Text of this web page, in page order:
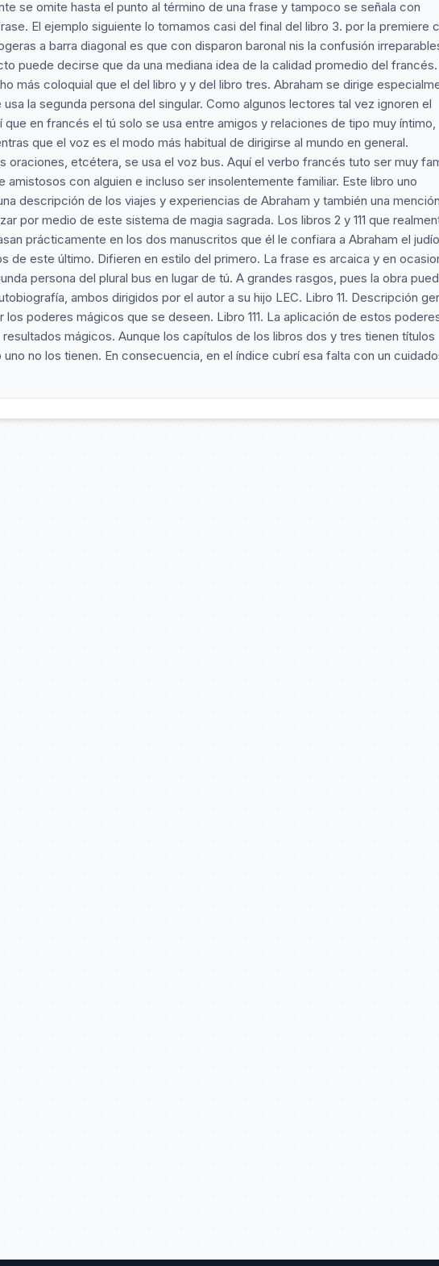
se omite hasta el punto al término de una frase y tampoco se señala con
El ejemplo siguiente lo tomamos casi del final del libro 3. por la premiere
a barra diagonal es que con disparon baronal nis la confusión
puede decirse que da una mediana idea de la calidad promedio del francés.
más coloquial que el del libro y y del libro tres. Abraham se dirige
la segunda persona del singular. Como algunos lectores tal vez ignoren el
en francés el tú solo se usa entre amigos y relaciones de tipo muy íntimo,
que el voz es el modo más habitual de dirigirse al mundo en general.
oraciones, etcétera, se usa el voz bus. Aquí el verbo francés tuto ser muy
con alguien e incluso ser insolentemente familiar. Este libro uno
descripción de los viajes y experiencias de Abraham y también una
por medio de este sistema de magia sagrada. Los libros 2 y 111 que
prácticamente en los dos manuscritos que él le confiara a Abraham el
de este último. Difieren en estilo del primero. La frase es arcaica y en
persona del plural bus en lugar de tú. A grandes rasgos, pues la obra
ambos dirigidos por el autor a su hijo LEC. Libro 11. Descripción
poderes mágicos que se deseen. Libro 111. La aplicación de estos
mágicos. Aunque los capítulos de los libros dos y tres tienen títulos
no los tienen. En consecuencia, en el índice cubrí esa falta con un